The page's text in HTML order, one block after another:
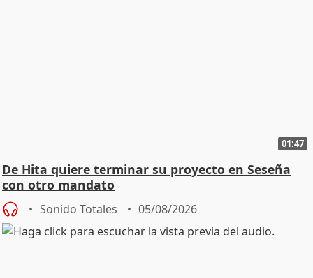
01:47
De Hita quiere terminar su proyecto en Seseña
con otro mandato
Sonido Totales 05/08/2026